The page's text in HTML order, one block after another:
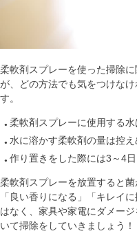
柔軟剤スプレーを使った掃除
が、どの方法でも気をつけな
す。
柔軟剤スプレーに使用する
水に溶かす柔軟剤の量は控え
作り置きをした際には3～4
柔軟剤スプレーを放置すると菌
「良い香りになる」「キレイ
はなく、家具や家電にダメー
いて掃除をしていきましょう！